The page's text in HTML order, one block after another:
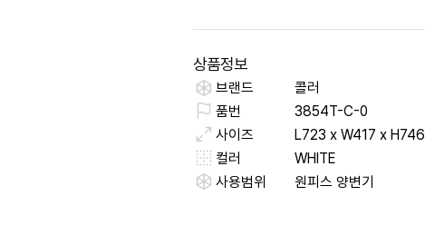
상품정보
브랜드
콜러
품번
3854T-C-0
사이즈
L723 x W417 x H746
컬러
WHITE
사용범위
원피스 양변기